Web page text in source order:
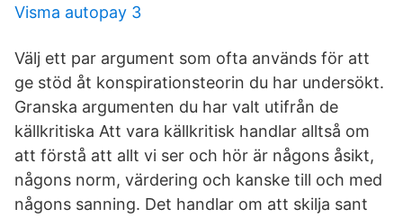
Visma autopay 3
Välj ett par argument som ofta används för att
ge stöd åt konspirationsteorin du har undersökt.
Granska argumenten du har valt utifrån de
källkritiska Att vara källkritisk handlar alltså om
att förstå att allt vi ser och hör är någons åsikt,
någons norm, värdering och kanske till och med
någons sanning. Det handlar om att skilja sant